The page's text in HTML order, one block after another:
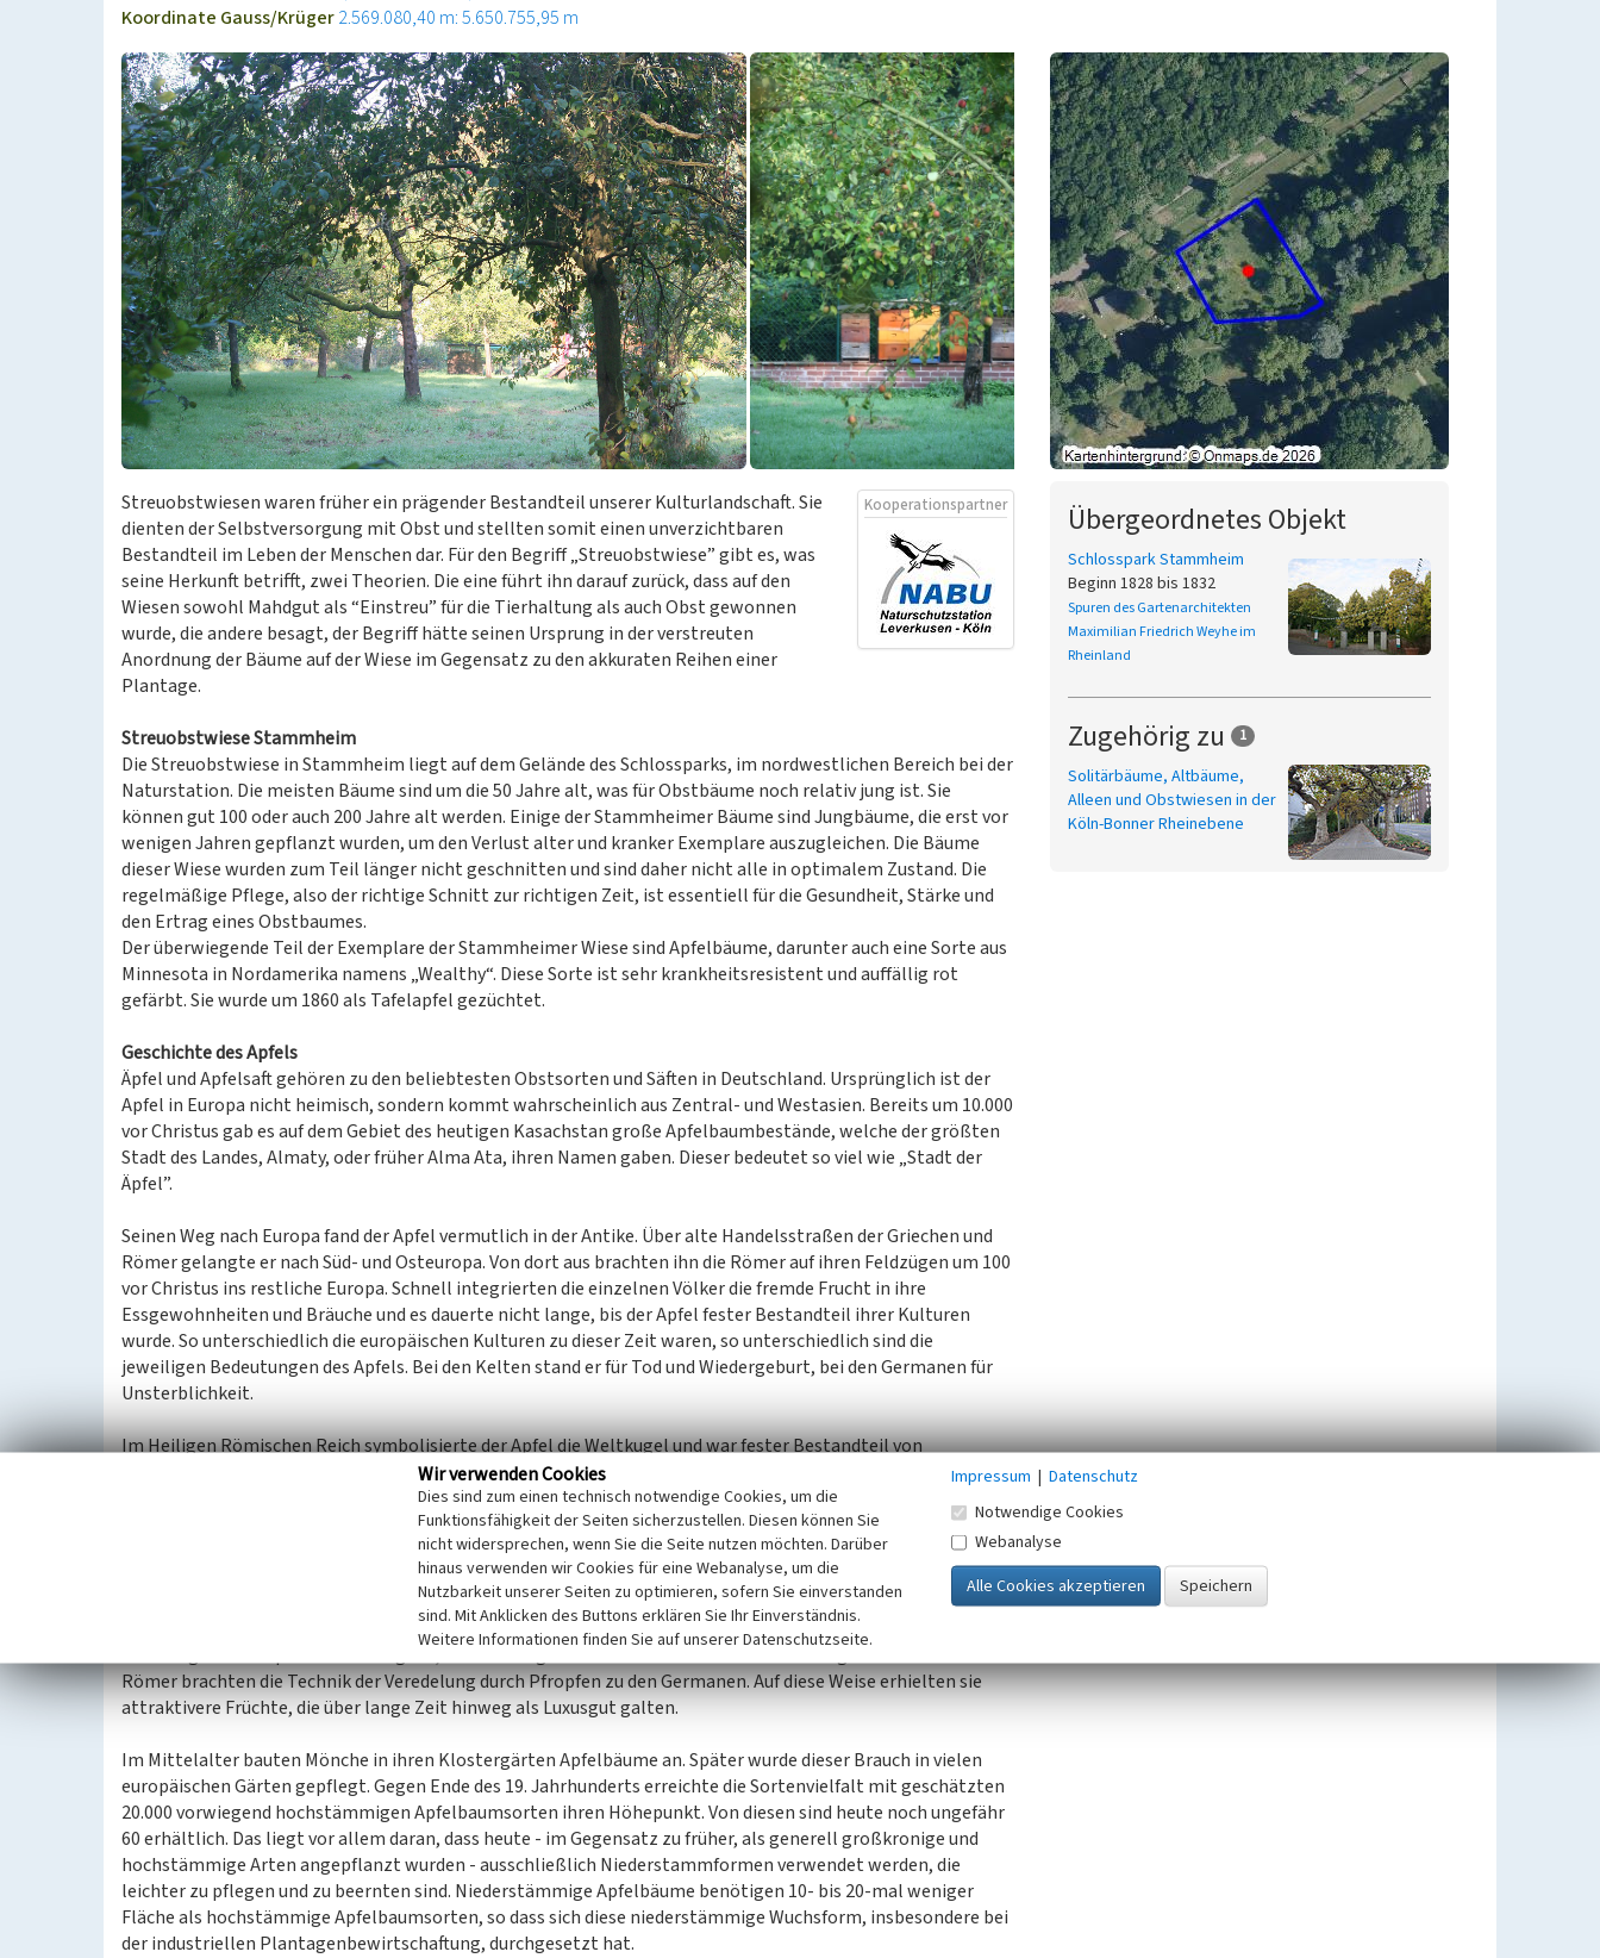
Koordinate Gauss/Krüger2.569.080,40 m: 5.650.755,95 m
Kooperationspartner
Streuobstwiesen waren früher ein prägender Bestandteil unserer Kulturlandschaft. Sie
dienten der Selbstversorgung mit Obst und stellten somit einen unverzichtbaren
Bestandteil im Leben der Menschen dar. Für den Begriff „Streuobstwiese” gibt es, was
seine Herkunft betrifft, zwei Theorien. Die eine führt ihn darauf zurück, dass auf den
Wiesen sowohl Mahdgut als “Einstreu” für die Tierhaltung als auch Obst gewonnen
wurde, die andere besagt, der Begriff hätte seinen Ursprung in der verstreuten
Anordnung der Bäume auf der Wiese im Gegensatz zu den akkuraten Reihen einer
Plantage.
Streuobstwiese Stammheim
Die Streuobstwiese in Stammheim liegt auf dem Gelände des Schlossparks, im nordwestlichen Bereich bei der
Naturstation. Die meisten Bäume sind um die 50 Jahre alt, was für Obstbäume noch relativ jung ist. Sie
können gut 100 oder auch 200 Jahre alt werden. Einige der Stammheimer Bäume sind Jungbäume, die erst vor
wenigen Jahren gepflanzt wurden, um den Verlust alter und kranker Exemplare auszugleichen. Die Bäume
dieser Wiese wurden zum Teil länger nicht geschnitten und sind daher nicht alle in optimalem Zustand. Die
regelmäßige Pflege, also der richtige Schnitt zur richtigen Zeit, ist essentiell für die Gesundheit, Stärke und
den Ertrag eines Obstbaumes.
Der überwiegende Teil der Exemplare der Stammheimer Wiese sind Apfelbäume, darunter auch eine Sorte aus
Minnesota in Nordamerika namens „Wealthy“. Diese Sorte ist sehr krankheitsresistent und auffällig rot
gefärbt. Sie wurde um 1860 als Tafelapfel gezüchtet.
Geschichte des Apfels
Äpfel und Apfelsaft gehören zu den beliebtesten Obstsorten und Säften in Deutschland. Ursprünglich ist der
Apfel in Europa nicht heimisch, sondern kommt wahrscheinlich aus Zentral- und Westasien. Bereits um 10.000
vor Christus gab es auf dem Gebiet des heutigen Kasachstan große Apfelbaumbestände, welche der größten
Stadt des Landes, Almaty, oder früher Alma Ata, ihren Namen gaben. Dieser bedeutet so viel wie „Stadt der
Äpfel”.
Seinen Weg nach Europa fand der Apfel vermutlich in der Antike. Über alte Handelsstraßen der Griechen und
Römer gelangte er nach Süd- und Osteuropa. Von dort aus brachten ihn die Römer auf ihren Feldzügen um 100
vor Christus ins restliche Europa. Schnell integrierten die einzelnen Völker die fremde Frucht in ihre
Essgewohnheiten und Bräuche und es dauerte nicht lange, bis der Apfel fester Bestandteil ihrer Kulturen
wurde. So unterschiedlich die europäischen Kulturen zu dieser Zeit waren, so unterschiedlich sind die
jeweiligen Bedeutungen des Apfels. Bei den Kelten stand er für Tod und Wiedergeburt, bei den Germanen für
Unsterblichkeit.
Im Heiligen Römischen Reich symbolisierte der Apfel die Weltkugel und war fester Bestandteil von
Krönungszeremonien, bei denen der Herrscher den sogenannten “Reichsapfel„ in seiner linken Hand trug. Bei
den Griechen galt die Frucht als Aphrodisiakum und die Männer nutzten sie, um mit ihr ihre Auserwählte zu
Der asiatische Holzapfel, der Urapfel, war geschmacklich weit von den Kulturäpfeln, die wir heute kennen,
entfernt. Er war holzig und bitter. Über Jahrtausende hinweg wurde er kultiviert und durch Selektierung und
Veredelung verändert oder es entstanden sogar ganz neue Sorten. Eine Vermehrung durch Samen oder
Römer brachten die Technik der Veredelung durch Pfropfen zu den Germanen. Auf diese Weise erhielten sie
attraktivere Früchte, die über lange Zeit hinweg als Luxusgut galten.
Im Mittelalter bauten Mönche in ihren Klostergärten Apfelbäume an. Später wurde dieser Brauch in vielen
europäischen Gärten gepflegt. Gegen Ende des 19. Jahrhunderts erreichte die Sortenvielfalt mit geschätzten
20.000 vorwiegend hochstämmigen Apfelbaumsorten ihren Höhepunkt. Von diesen sind heute noch ungefähr
60 erhältlich. Das liegt vor allem daran, dass heute - im Gegensatz zu früher, als generell großkronige und
hochstämmige Arten angepflanzt wurden - ausschließlich Niederstammformen verwendet werden, die
leichter zu pflegen und zu beernten sind. Niederstämmige Apfelbäume benötigen 10- bis 20-mal weniger
Fläche als hochstämmige Apfelbaumsorten, so dass sich diese niederstämmige Wuchsform, insbesondere bei
der industriellen Plantagenbewirtschaftung, durchgesetzt hat.
Übergeordnetes Objekt
Schlosspark Stammheim
Beginn 1828 bis 1832
Spuren des Gartenarchitekten
Maximilian Friedrich Weyhe im
Rheinland
Zugehörig zu 1
Solitärbäume, Altbäume,
Alleen und Obstwiesen in der
Köln-Bonner Rheinebene
Wir verwenden Cookies
Dies sind zum einen technisch notwendige Cookies, um die
Funktionsfähigkeit der Seiten sicherzustellen. Diesen können Sie
nicht widersprechen, wenn Sie die Seite nutzen möchten. Darüber
hinaus verwenden wir Cookies für eine Webanalyse, um die
Nutzbarkeit unserer Seiten zu optimieren, sofern Sie einverstanden
sind. Mit Anklicken des Buttons erklären Sie Ihr Einverständnis.
Weitere Informationen finden Sie auf unserer Datenschutzseite.
Impressum | Datenschutz
Notwendige Cookies
Webanalyse